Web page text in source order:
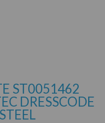
ST0051462
DRESSCODE